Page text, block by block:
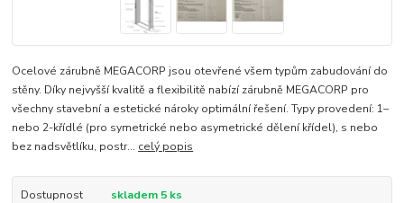
Ocelové zárubně MEGACORP jsou otevřené všem typům zabudování do
stěny. Díky nejvyšší kvalitě a flexibilitě nabízí zárubně MEGACORP pro
všechny stavební a estetické nároky optimální řešení. Typy provedení: 1–
nebo 2-křídlé (pro symetrické nebo asymetrické dělení křídel), s nebo
bez nadsvětlíku, postr... celý popis
Dostupnost
skladem 5 ks